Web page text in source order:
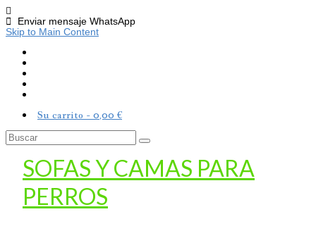
Enviar mensaje WhatsApp
Skip to Main Content
Su carrito - 0,00 €
Buscar
por:
SOFAS Y CAMAS PARA
PERROS